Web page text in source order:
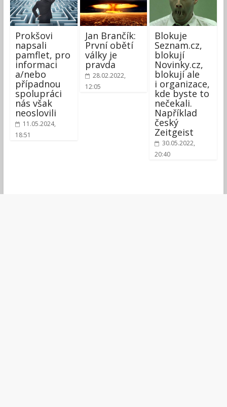
Prokšovi
napsali
pamflet, pro
informaci
a/nebo
případnou
spolupráci
nás však
neoslovili
11.05.2024,
18:51
Jan Brančík:
První obětí
války je
pravda
28.02.2022,
12:05
Blokuje
Seznam.cz,
blokují
Novinky.cz,
blokují ale
i organizace,
kde byste to
nečekali.
Například
český
Zeitgeist
30.05.2022,
20:40